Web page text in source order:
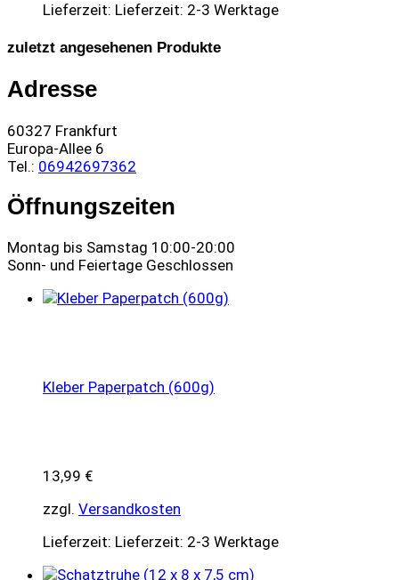
Lieferzeit: Lieferzeit: 2-3 Werktage
zuletzt angesehenen Produkte
Adresse
60327 Frankfurt
Europa-Allee 6
Tel.: 06942697362
Öffnungszeiten
Montag bis Samstag 10:00-20:00
Sonn- und Feiertage Geschlossen
Kleber Paperpatch (600g)
13,99 €
zzgl. Versandkosten
Lieferzeit: Lieferzeit: 2-3 Werktage